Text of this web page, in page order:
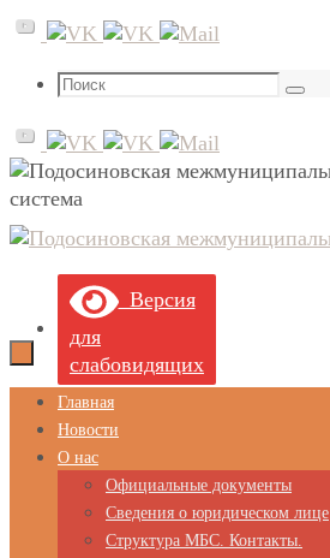
Перейти
содержимому
Что
Поиск
Версия
для
слабовидящих
Перейти
содержимому
Главная
Новости
О нас
Официальные документы
Сведения о юридическом лице
Структура МБС. Контакты.